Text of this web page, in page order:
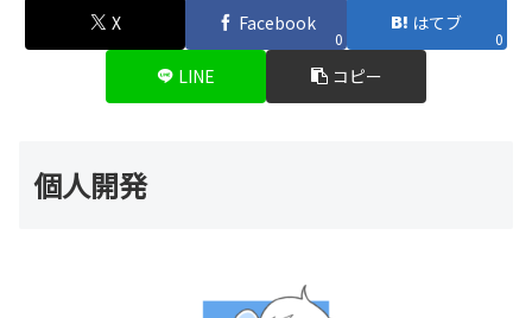
X Facebook
0
はてブ
0
LINE コピー
個人開発